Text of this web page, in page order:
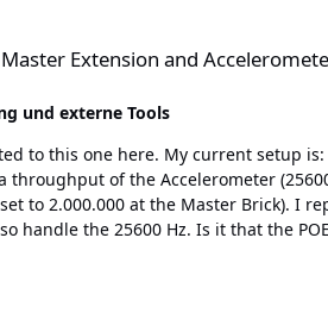
Extension and
und externe Tools
Hz). I get around 12800 Hz without optimizing and between
same with the ESP32 Ethernet Brick and got the full 25600 Hz.
handle the continuous data stream of the